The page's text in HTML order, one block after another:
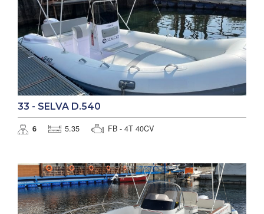
33 - SELVA D.540
6 5.35 FB - 4T 40CV